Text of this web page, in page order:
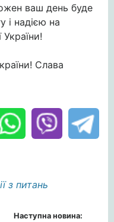
ваш день буде
і надією на
Слава
з питань
Наступна новина: